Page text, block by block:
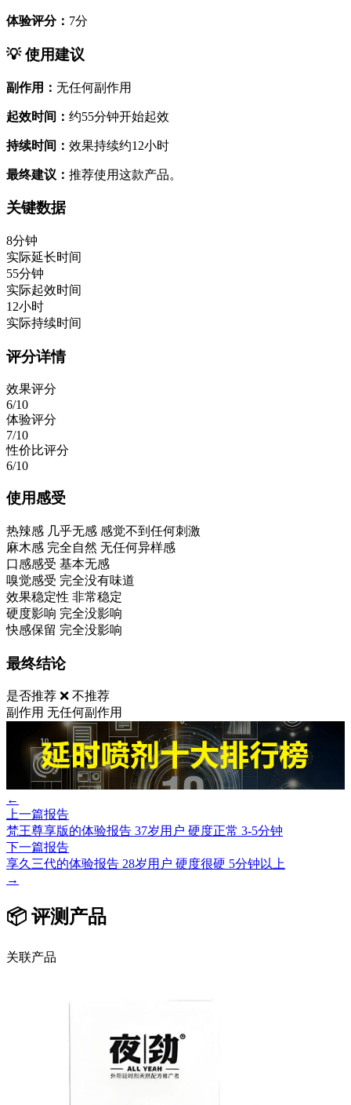
体验评分： 7分
💡 使用建议
副作用： 无任何副作用
起效时间： 约55分钟开始起效
持续时间： 效果持续约12小时
最终建议： 推荐使用这款产品。
关键数据
8分钟
实际延长时间
55分钟
实际起效时间
12小时
实际持续时间
评分详情
效果评分
6/10
体验评分
7/10
性价比评分
6/10
使用感受
热辣感 几乎无感 感觉不到任何刺激
麻木感 完全自然 无任何异样感
口感感受 基本无感
嗅觉感受 完全没有味道
效果稳定性 非常稳定
硬度影响 完全没影响
快感保留 完全没影响
最终结论
是否推荐 ❌ 不推荐
副作用 无任何副作用
←
上一篇报告
梵王尊享版的体验报告 37岁用户 硬度正常 3-5分钟
下一篇报告
享久三代的体验报告 28岁用户 硬度很硬 5分钟以上
→
📦 评测产品
关联产品